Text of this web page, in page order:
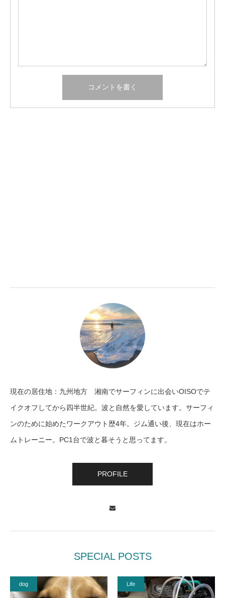
現在の居住地：九州地方 湘南でサーフィンに出会いOISOでテ
イクオフしてから四半世紀。波と自然を愛しています。サーフィ
ンのために始めたワークアウト歴4年。ジム通い後、現在はホー
ムトレーニー。PC1台で波と暮そうと思ってます。
PROFILE
SPECIAL POSTS
dog Life